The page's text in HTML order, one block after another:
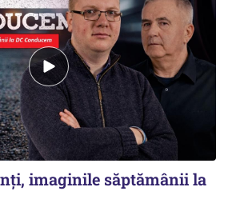
imaginile săptămânii la